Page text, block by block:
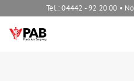
Tel.: 04442 - 92 20 00 •